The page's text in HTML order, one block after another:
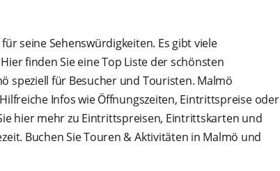
seine Sehenswürdigkeiten. Es gibt viele
finden Sie eine Top Liste der schönsten
speziell für Besucher und Touristen. Malmö
Infos wie Öffnungszeiten, Eintrittspreise oder
hier mehr zu Eintrittspreisen, Eintrittskarten und
Buchen Sie Touren & Aktivitäten in Malmö und